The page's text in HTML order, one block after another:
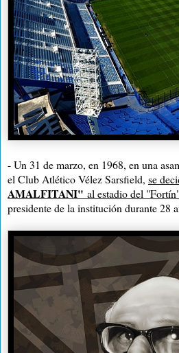
- Un 31 de marzo, en 1968, en una
el Club Atlético Vélez Sarsfield, se
AMALFITANI" al estadio del
presidente de la institución durante 28